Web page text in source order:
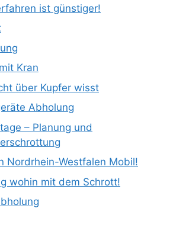
ist günstiger!
Kran
über Kupfer wisst
Abholung
– Planung und
Nordrhein-Westfalen Mobil!
wohin mit dem Schrott!